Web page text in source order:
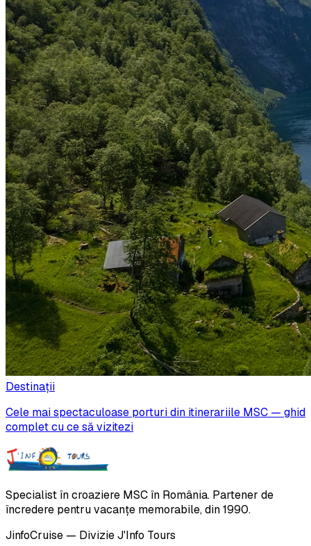
Destinații
Cele mai spectaculoase porturi din itinerariile MSC — ghid
complet cu ce să vizitezi
Specialist în croaziere MSC în România. Partener de
încredere pentru vacanțe memorabile, din 1990.
JinfoCruise — Divizie J'Info Tours